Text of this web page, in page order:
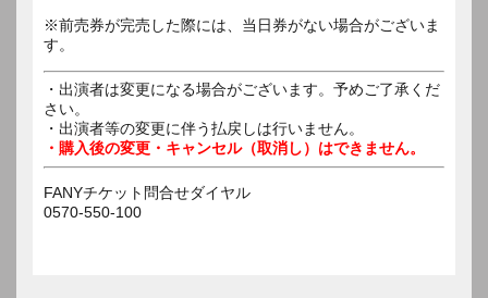
※前売券が完売した際には、当日券がない場合がございま
す。
・出演者は変更になる場合がございます。予めご了承くだ
さい。
・出演者等の変更に伴う払戻しは行いません。
・購入後の変更・キャンセル（取消し）はできません。
FANYチケット問合せダイヤル
0570-550-100